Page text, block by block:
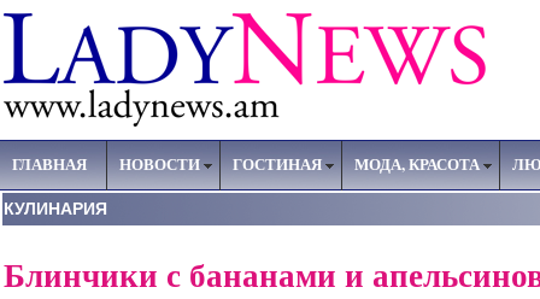
ГЛАВНАЯ НОВОСТИ ГОСТИНАЯ МОДА, КРАСОТА
КУЛИНАРИЯ
Блинчики с бананами и